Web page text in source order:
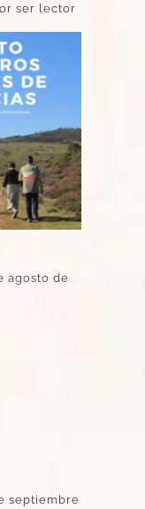
ser lector
agosto de
septiembre